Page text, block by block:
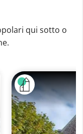
qui sotto o